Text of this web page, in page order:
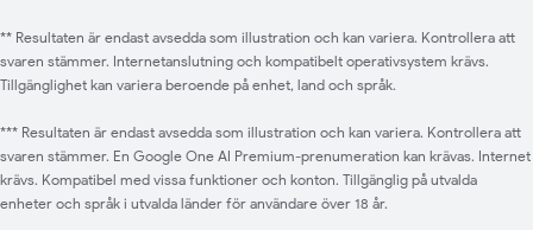
** Resultaten är endast avsedda som illustration och kan variera. Kontrollera att
svaren stämmer. Internetanslutning och kompatibelt operativsystem krävs.
Tillgänglighet kan variera beroende på enhet, land och språk.
*** Resultaten är endast avsedda som illustration och kan variera. Kontrollera att
svaren stämmer. En Google One AI Premium-prenumeration kan krävas. Internet
krävs. Kompatibel med vissa funktioner och konton. Tillgänglig på utvalda
enheter och språk i utvalda länder för användare över 18 år.